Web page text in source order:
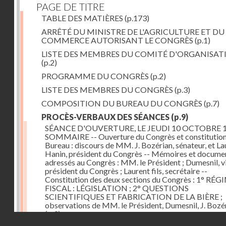
PAGE DE TITRE
TABLE DES MATIÈRES (p.173)
ARRÊTÉ DU MINISTRE DE L'AGRICULTURE ET DU
COMMERCE AUTORISANT LE CONGRÈS (p.1)
LISTE DES MEMBRES DU COMITÉ
(p.2)
PROGRAMME DU CONGRÈS (p.2)
LISTE DES MEMBRES DU CONGRÈS (p.3)
COMPOSITION DU BUREAU DU CONGRÈS (p.7)
PROCÈS-VERBAUX DES SÉANCES (p.9)
SÉANCE D'OUVERTURE, LE JEUDI 10 OCTOBRE
SOMMAIRE -- Ouverture du Congrès et
Bureau : discours de MM. J. Bozérian, sénateur, et
Hanin, président du Congrès -- Mémoires et
adressés au Congrès : MM. le Président ; Dumesnil,
président du Congrès ; Laurent fils, secrétaire --
Constitution des deux sections du Congrès : 1°
FISCAL : LÉGISLATION ; 2° QUESTIONS
SCIENTIFIQUES ET FABRICATION DE LA BIÈRE ;
observations de MM. le Président, Dumesnil, J.
(p.9)